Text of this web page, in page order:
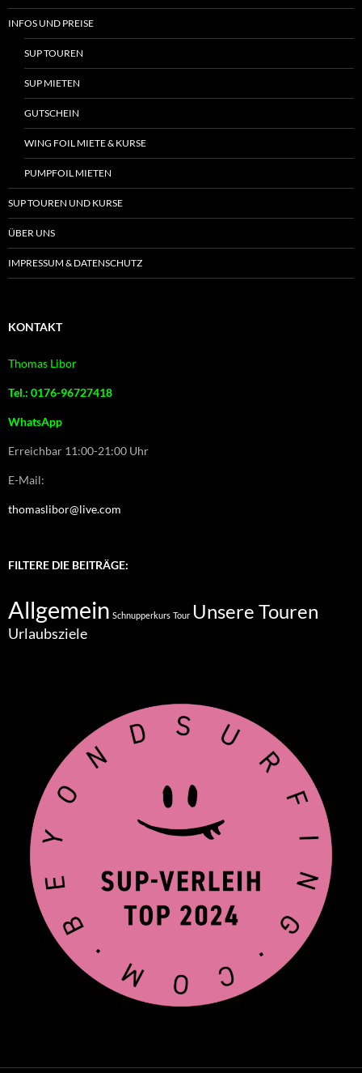
INFOS UND PREISE
SUP TOUREN
SUP MIETEN
GUTSCHEIN
WING FOIL MIETE & KURSE
PUMPFOIL MIETEN
SUP TOUREN UND KURSE
ÜBER UNS
IMPRESSUM & DATENSCHUTZ
KONTAKT
Thomas Libor
Tel.: 0176-96727418
WhatsApp
Erreichbar 11:00-21:00 Uhr
E-Mail:
thomaslibor@live.com
FILTERE DIE BEITRÄGE:
Allgemein Schnupperkurs Tour Unsere Touren
Urlaubsziele